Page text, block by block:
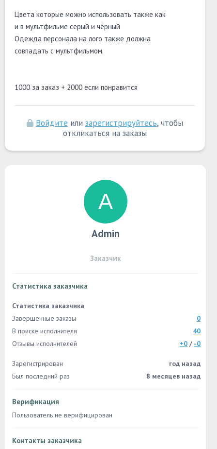
Цвета которые можно использовать также как
и в мультфильме серый и чёрный
Одежда персонала на лого также должна
совпадать с мультфильмом.
1000 за заказ + 2000 если понравится
Войдите или зарегистрируйтесь, чтобы
откликаться на заказы
Admin
Заказчик
Статистика заказчика
Статистика заказчика
Завершенные заказы
0
В поиске исполнителя
40
Отзывы исполнителей
+0 / -0
Зарегистрирован
год назад
Был последний раз
8 месяцев назад
Верификация
Пользователь не верифицирован
Контакты заказчика